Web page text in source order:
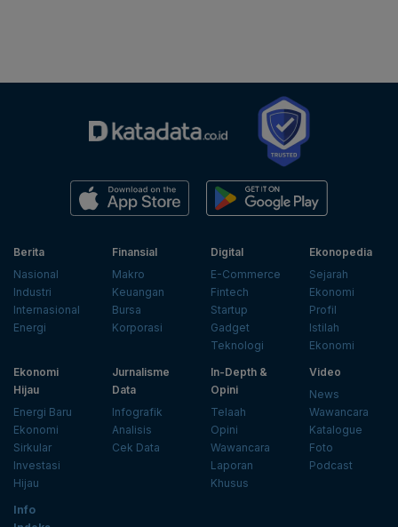
Berita
Nasional
Industri
Internasional
Energi
Finansial
Makro
Keuangan
Bursa
Korporasi
Digital
E-Commerce
Fintech
Startup
Gadget
Teknologi
Ekonopedia
Sejarah
Ekonomi
Profil
Istilah
Ekonomi
Ekonomi
Hijau
Energi Baru
Ekonomi
Sirkular
Investasi
Hijau
Jurnalisme
Data
Infografik
Analisis
Cek Data
In-Depth &
Opini
Telaah
Opini
Wawancara
Laporan
Khusus
Video
News
Wawancara
Katalogue
Foto
Podcast
Info